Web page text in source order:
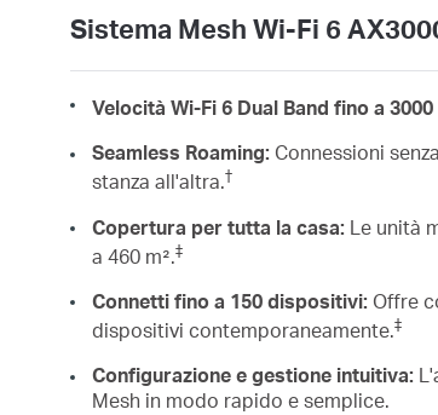
Sistema Mesh Wi-Fi 6
Velocità Wi-Fi 6 Dual Band fino a
Seamless Roaming: Connessioni
stanza all'altra.†
Copertura per tutta la casa: Le unità
a 460 m².‡
Connetti fino a 150 dispositivi: Offre
dispositivi contemporaneamente.‡
Configurazione e gestione intuitiva:
Mesh in modo rapido e semplice.